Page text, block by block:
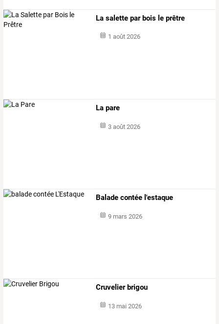
La salette par bois le prêtre
1 août 2026
La pare
3 août 2026
Balade contée l'estaque
9 mars 2026
Cruvelier brigou
13 mai 2026